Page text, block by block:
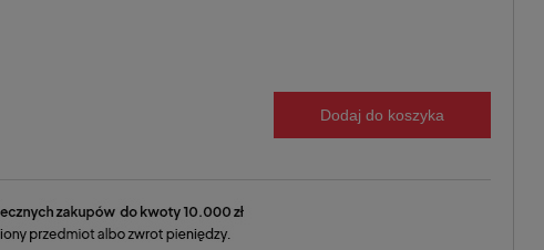
Dodaj do koszyka